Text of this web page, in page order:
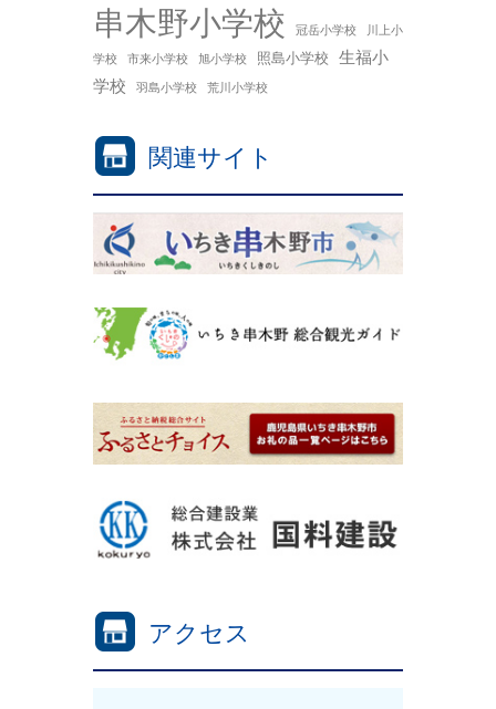
串木野小学校 冠岳小学校
川上小
学校
市来小学校 旭小学校 照島小学校 生福小
学校
羽島小学校 荒川小学校
関連サイト
アクセス